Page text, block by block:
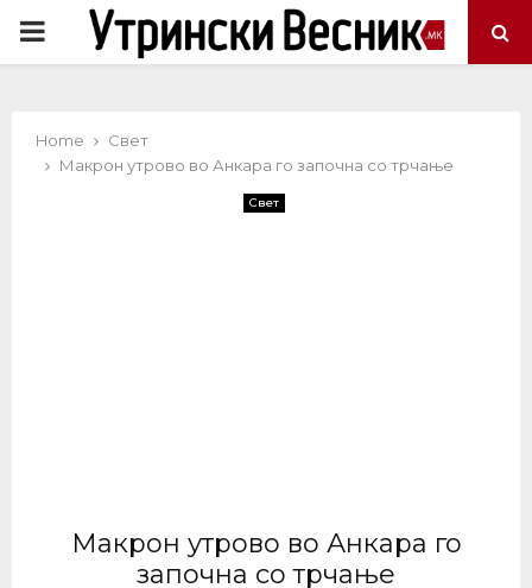
PRIMARY
Home
Свет
Макрон утрово во Анкара го започна со трчање
Свет
Макрон утрово во Анкара го
започна со трчање